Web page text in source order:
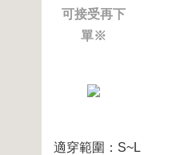
可接受再下
單※
適穿範圍：S~L